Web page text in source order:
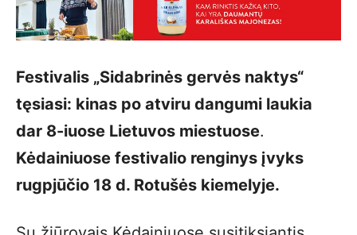
Festivalis „Sidabrinės gervės naktys“
tęsiasi: kinas po atviru dangumi laukia
dar 8-iuose Lietuvos miestuose.
Kėdainiuose festivalio renginys įvyks
rugpjūčio 18 d. Rotušės kiemelyje.